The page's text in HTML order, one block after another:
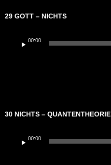
29 GOTT – NICHTS
Player
00:00
30 NICHTS – QUANTENTHEORIE
Player
00:00